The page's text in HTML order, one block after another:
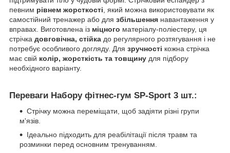
певним рівнем жорсткості , який можна використовувати як
самостійний тренажер або для збільшення навантаження у
вправах. Виготовлена із міцного матеріалу-поліестеру, ця
стрічка довговічна, стійка до регулярного розтягування і не
потребує особливого догляду. Для зручності кожна стрічка
має свій колір, жорсткість та товщину для підбору
необхідного варіанту.
Переваги Набору фітнес-гум SP-Sport 3 шт.:
Стрічку можна переміщати, щоб задіяти різні групи
м'язів.
Ідеально підходить для реабілітації після травм та
розминки перед основним тренуванням.